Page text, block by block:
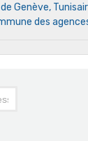
Genève,
des
dévoile les